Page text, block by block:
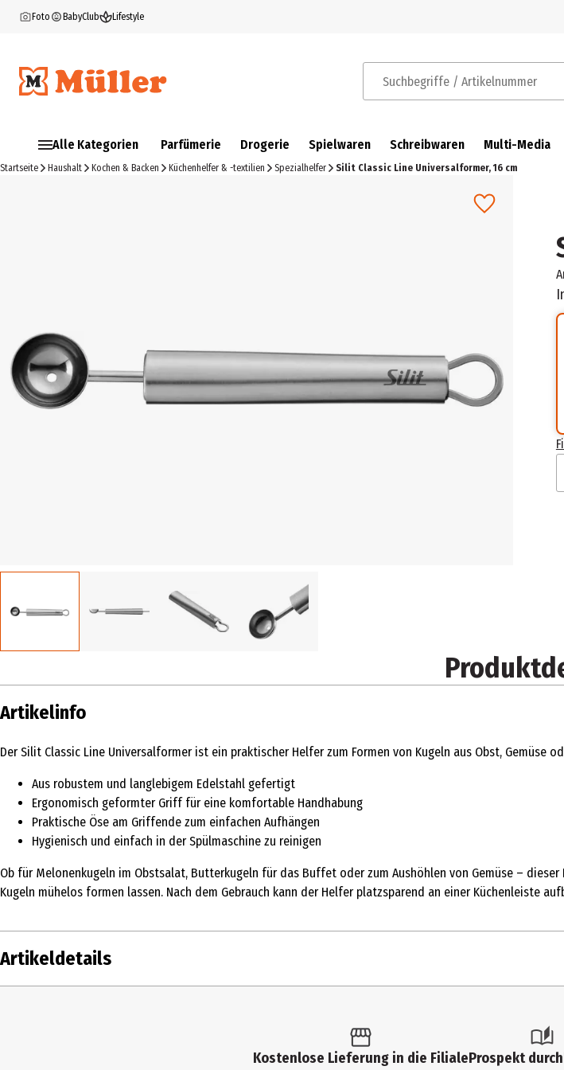
Foto BabyClub Lifestyle
Suchbegriffe / Artikelnummer
Alle Kategorien Parfümerie Drogerie Spielwaren Schreibwaren Multi-Media
Startseite Haushalt Kochen & Backen Küchenhelfer & -textilien Spezialhelfer Silit Classic Line Universalformer, 16 cm
Artikelinfo
Der Silit Classic Line Universalformer ist ein praktischer Helfer zum Formen von Kugeln aus Obst,
Aus robustem und langlebigem Edelstahl gefertigt
Ergonomisch geformter Griff für eine komfortable Handhabung
Praktische Öse am Griffende zum einfachen Aufhängen
Hygienisch und einfach in der Spülmaschine zu reinigen
Ob für Melonenkugeln im Obstsalat, Butterkugeln für das Buffet oder zum Aushöhlen von Gemüse –
Kugeln mühelos formen lassen. Nach dem Gebrauch kann der Helfer platzsparend an einer Küchenleiste
Artikeldetails
Spezialhelfer (Sammelkategorie)
Kostenlose Lieferung in die FilialeProspekt